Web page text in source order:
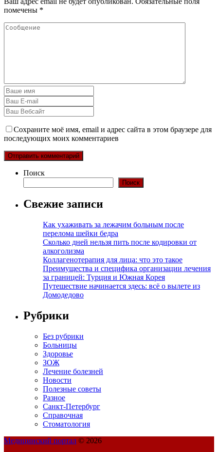
помечены *
Сохраните моё имя, email и адрес сайта в этом браузере для
последующих моих комментариев
Поиск
Поиск
Свежие записи
Как ухаживать за лежачим больным после
перелома шейки бедра
Сколько дней нельзя пить после кодировки от
алкоголизма
Коллагенотерапия для лица: что это такое
Преимущества и специфика организации лечения
за границей: Турция и Южная Корея
Путешествие начинается здесь: всё о вылете из
Домодедово
Рубрики
Без рубрики
Больницы
Здоровье
ЗОЖ
Лечение болезней
Новости
Полезные советы
Разное
Санкт-Петербург
Справочная
Стоматология
Медицинский портал © 2026